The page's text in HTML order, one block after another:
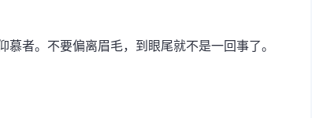
者。不要偏离眉毛，到眼尾就不是一回事了。